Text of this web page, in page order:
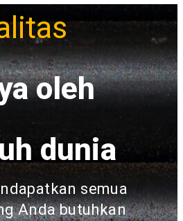
oleh
dunia
semua
Anda butuhkan